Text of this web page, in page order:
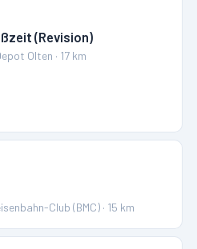
(Revision)
Olten · 17 km
Club (BMC) · 15 km